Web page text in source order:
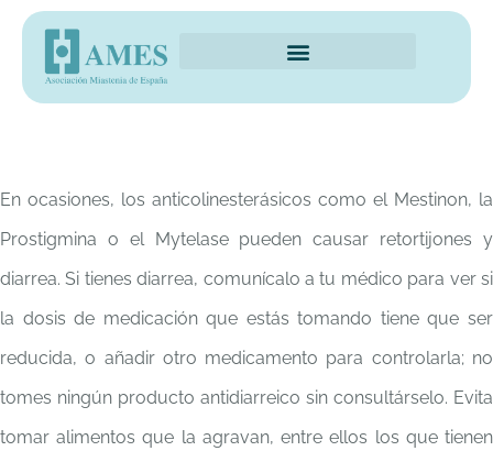
En ocasiones, los anticolinesterásicos como el Mestinon, la
Prostigmina o el Mytelase pueden causar retortijones y
diarrea. Si tienes diarrea, comunícalo a tu médico para ver si
la dosis de medicación que estás tomando tiene que ser
reducida, o añadir otro medicamento para controlarla; no
tomes ningún producto antidiarreico sin consultárselo. Evita
tomar alimentos que la agravan, entre ellos los que tienen